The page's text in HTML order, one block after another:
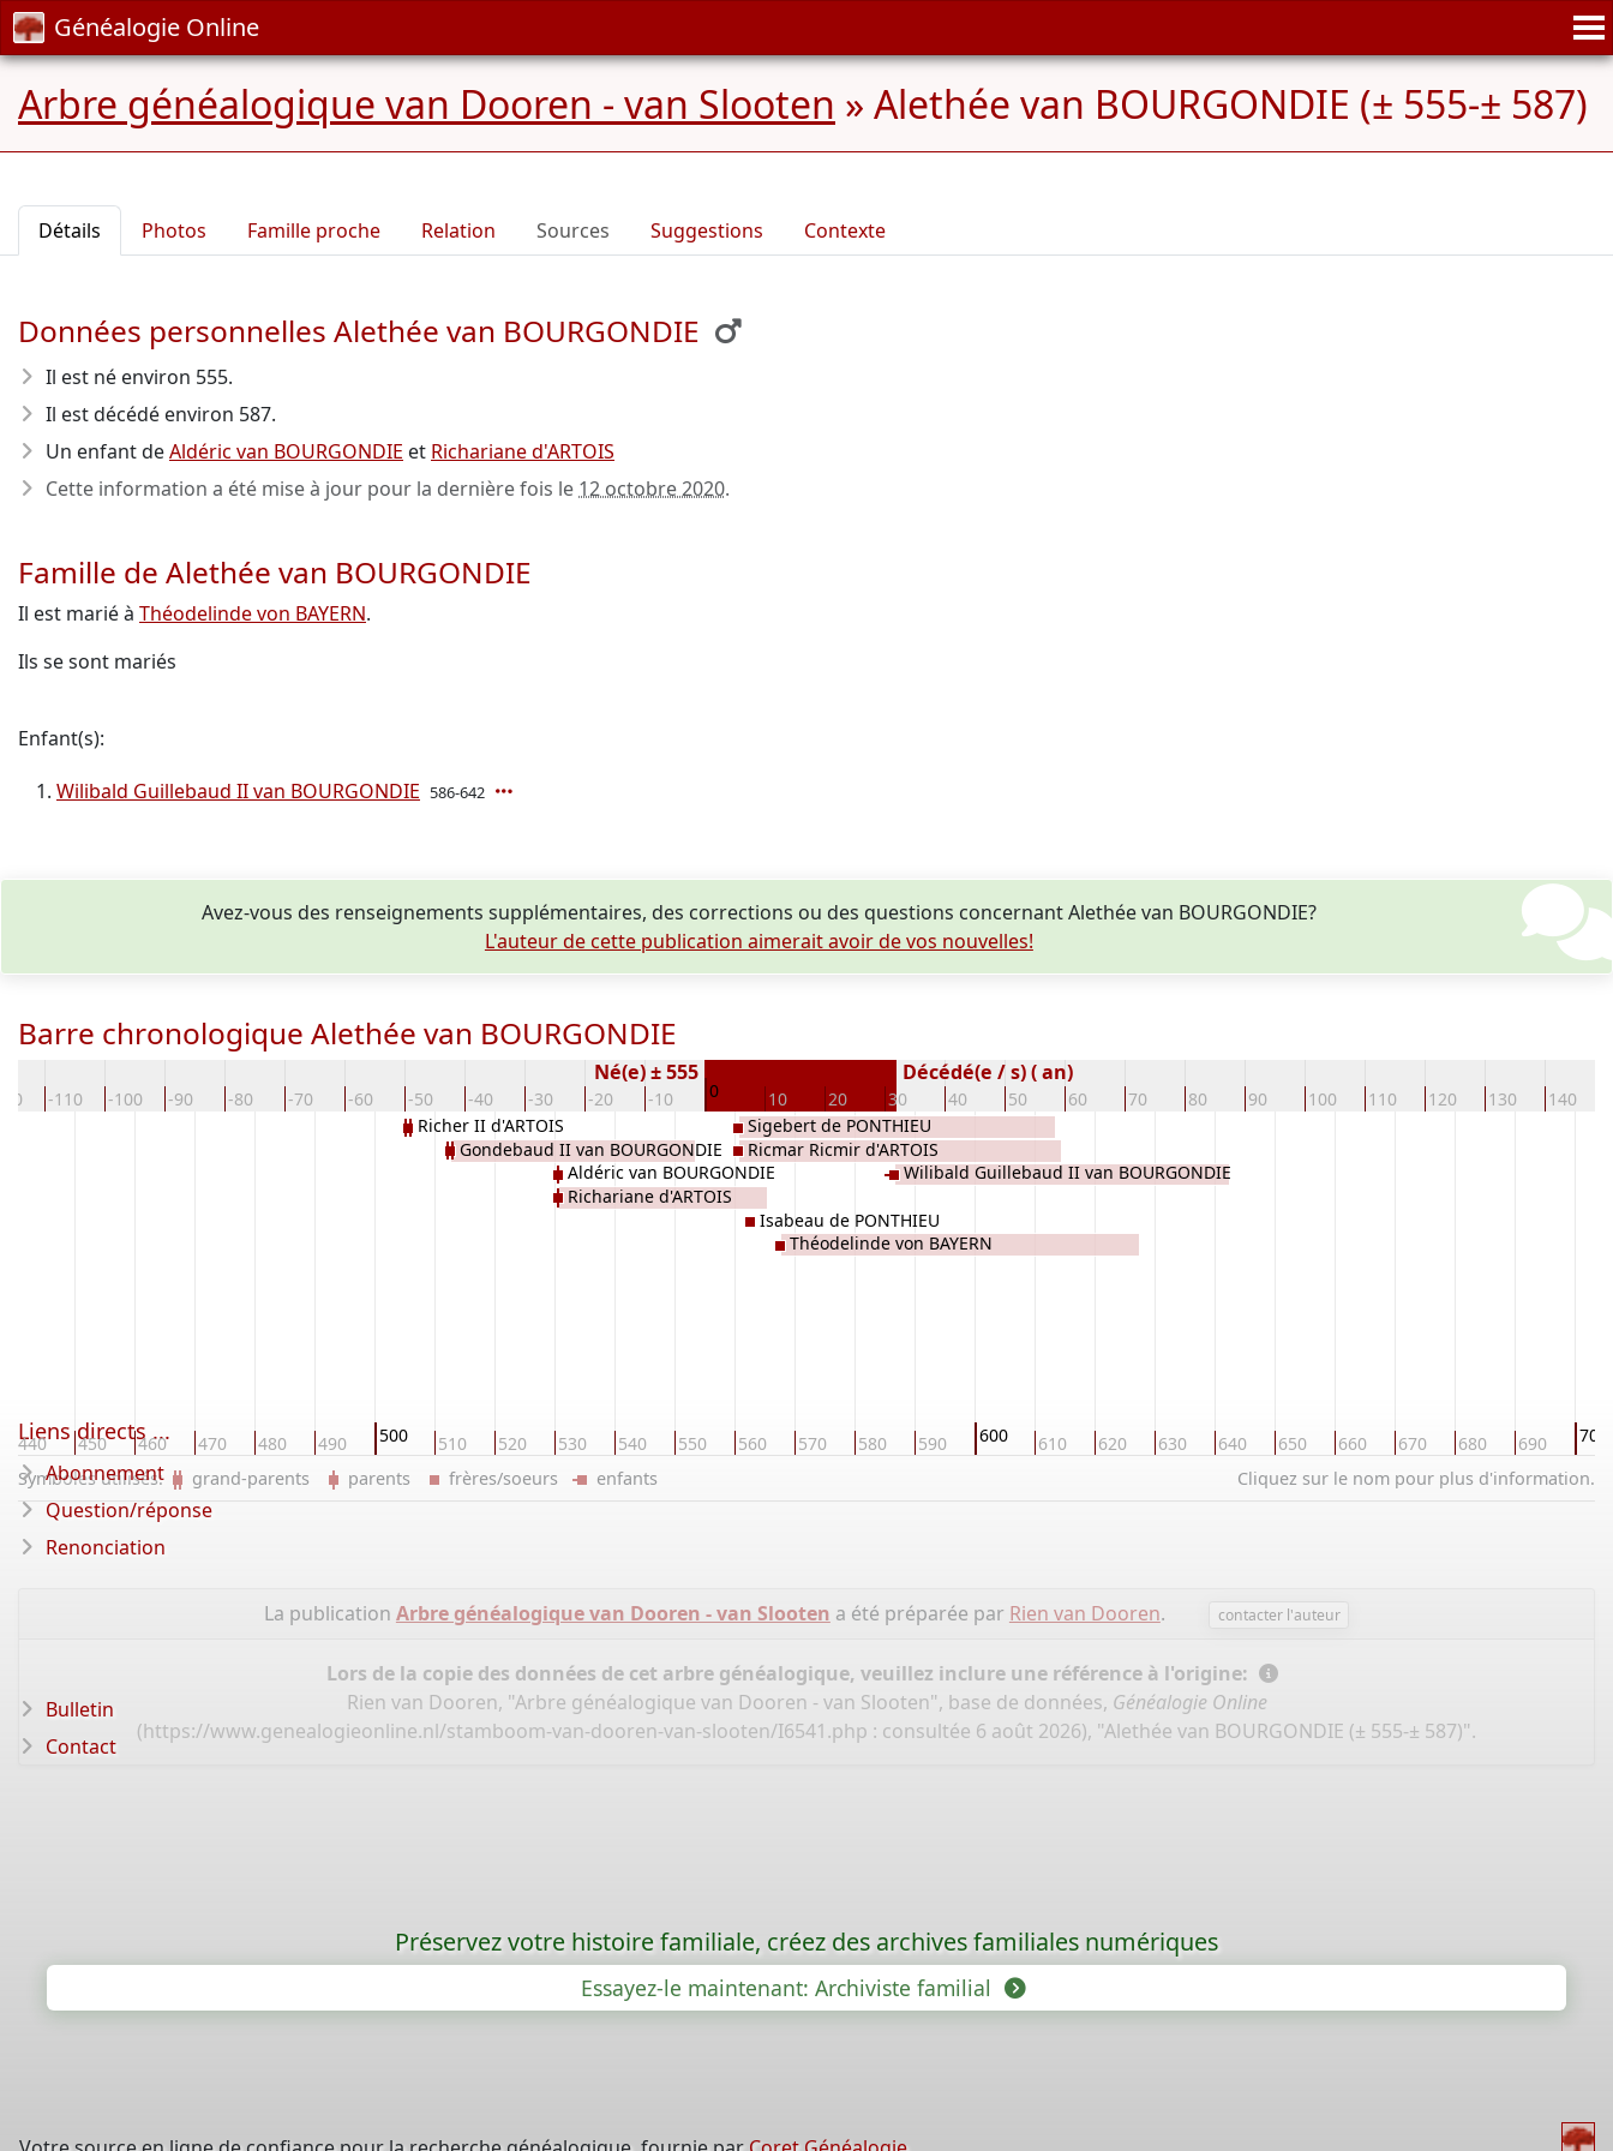
Généalogie Online
Arbre généalogique van Dooren - van Slooten » Alethée van BOURGONDIE (± 555-± 587)
Détails Photos Famille proche Relation Sources Suggestions Contexte
Données personnelles Alethée van BOURGONDIE
Il est né environ 555.
Il est décédé environ 587.
Un enfant deAldéric van BOURGONDIE et Richariane d'ARTOIS
Cette information a été mise à jour pour la dernière fois le 12 octobre 2020.
Famille de Alethée van BOURGONDIE
Il est marié à Théodelinde von BAYERN.
Ils se sont mariés
Enfant(s):
Wilibald Guillebaud II van BOURGONDIE 586-642
Avez-vous des renseignements supplémentaires, des corrections ou des questions concernant Alethée van BOURGONDIE?
L'auteur de cette publication aimerait avoir de vos nouvelles!
Barre chronologique Alethée van BOURGONDIE
-110 -100 -90 -80 -70 -60 -50 -40 -30 -20 -10 0 10 20 30 40 50 60 70 80 90 100 110 120 130 140
Né(e) ± 555 Décédé(e / s) ( an)
440 450 460 470 480 490 500 510 520 530 540 550 560 570 580 590 600 610 620 630 640 650 660 670 680 690 700
Richer II d'ARTOIS
Gondebaud II van BOURGONDIE
Aldéric van BOURGONDIE
Richariane d'ARTOIS
Sigebert de PONTHIEU
Ricmar Ricmir d'ARTOIS
Isabeau de PONTHIEU
Théodelinde von BAYERN
Wilibald Guillebaud II van BOURGONDIE
Cliquez sur le nom pour plus d'information.
Symboles utilisés: grand-parents parents frères/soeurs enfants
La publication Arbre généalogique van Dooren - van Slooten a été préparée par Rien van Dooren. contacter l'auteur
Lors de la copie des données de cet arbre généalogique, veuillez inclure une référence à l'origine:
Rien van Dooren, "Arbre généalogique van Dooren - van Slooten", base de données, Généalogie Online
(https://www.genealogieonline.nl/stamboom-van-dooren-van-slooten/I6541.php : consultée 6 août 2026), "Alethée van BOURGONDIE (± 555-± 587)".
Liens directs ...
Abonnement
Question/réponse
Renonciation
Bulletin
Contact
Préservez votre histoire familiale, créez des archives familiales numériques
Essayez-le maintenant: Archiviste familial